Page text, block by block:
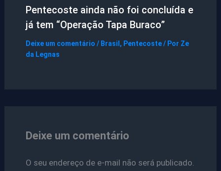
Pentecoste ainda não foi concluída e
já tem “Operação Tapa Buraco”
Deixe um comentário / Brasil , Pentecoste/ Por Ze
da Legnas
Deixe um comentário
O seu endereço de e-mail não será publicado.